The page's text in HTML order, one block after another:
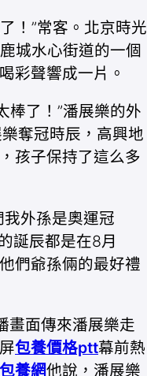
！”常客。北京時光
城水心街道的一個
彩聲響成一片。
棒了！”潘展樂的外
奪冠時辰，高興地
孩子保持了這么多
外孫是奧運冠
誕辰都是在8月
們爺孫倆的最好禮
畫面傳來潘展樂走
包養價格ptt幕前熱
包養網他說，潘展樂